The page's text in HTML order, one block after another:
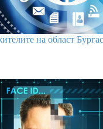
на област